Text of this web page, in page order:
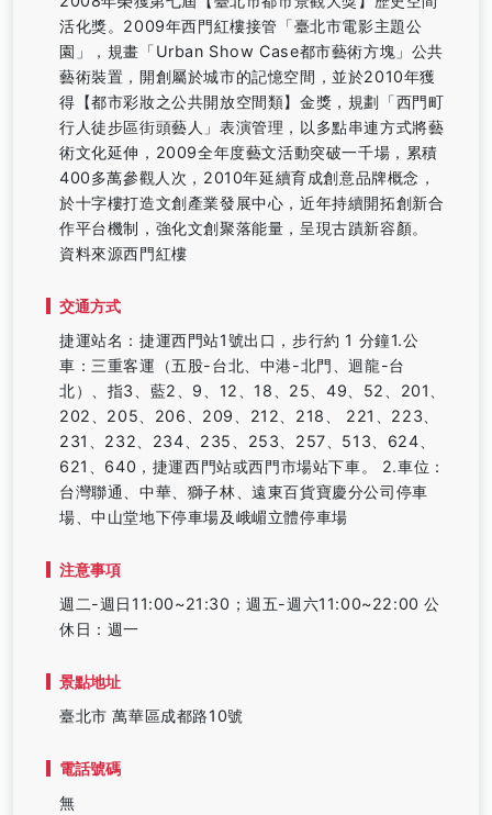
活化獎。2009年西門紅樓接管「臺北市電影主題公
園」，規畫「Urban Show Case都市藝術方塊」公共
藝術裝置，開創屬於城市的記憶空間，並於2010年獲
得【都市彩妝之公共開放空間類】金獎，規劃「西門町
行人徒步區街頭藝人」表演管理，以多點串連方式將藝
術文化延伸，2009全年度藝文活動突破一千場，累積
400多萬參觀人次，2010年延續育成創意品牌概念，
於十字樓打造文創產業發展中心，近年持續開拓創新合
作平台機制，強化文創聚落能量，呈現古蹟新容顏。
資料來源西門紅樓
交通方式
捷運站名：捷運西門站1號出口，步行約 1 分鐘1.公
車：三重客運（五股-台北、中港-北門、迴龍-台
北）、指3、藍2、9、12、18、25、49、52、201、
202、205、206、209、212、218、 221、223、
231、232、234、235、253、257、513、624、
621、640，捷運西門站或西門市場站下車。 2.車位：
台灣聯通、中華、獅子林、遠東百貨寶慶分公司停車
場、中山堂地下停車場及峨嵋立體停車場
注意事項
週二-週日11:00~21:30；週五-週六11:00~22:00 公
休日：週一
景點地址
臺北市 萬華區成都路10號
電話號碼
無